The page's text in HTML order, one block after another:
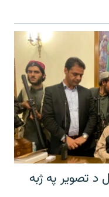
د تصویر په ژبه